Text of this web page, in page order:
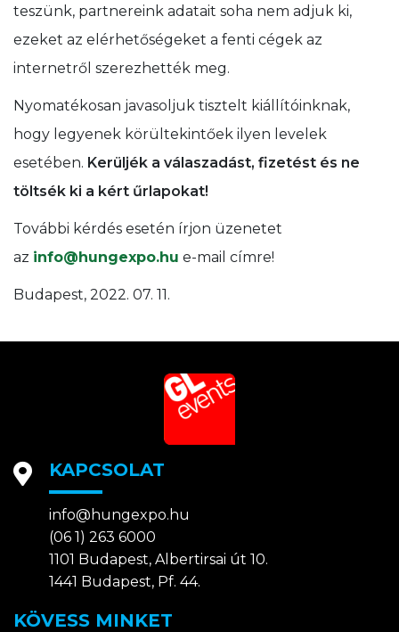
teszünk, partnereink adatait soha nem adjuk ki,
ezeket az elérhetőségeket a fenti cégek az
internetről szerezhették meg.
Nyomatékosan javasoljuk tisztelt kiállítóinknak,
hogy legyenek körültekintőek ilyen levelek
esetében. Kerüljék a válaszadást, fizetést és ne
töltsék ki a kért űrlapokat!
További kérdés esetén írjon üzenetet
az info@hungexpo.hu e-mail címre!
Budapest, 2022. 07. 11.
KAPCSOLAT
info@hungexpo.hu
(06 1) 263 6000
1101 Budapest, Albertirsai út 10.
1441 Budapest, Pf. 44.
KÖVESS MINKET